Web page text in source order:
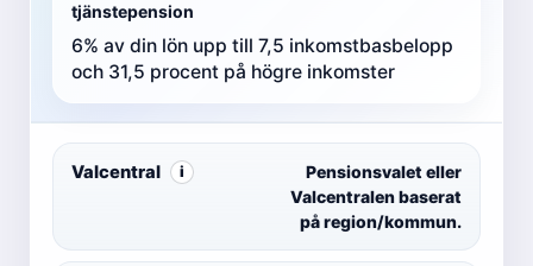
tjänstepension
6% av din lön upp till 7,5 inkomstbasbelopp
och 31,5 procent på högre inkomster
Valcentral i
Pensionsvalet eller
Valcentralen baserat
på region/kommun.